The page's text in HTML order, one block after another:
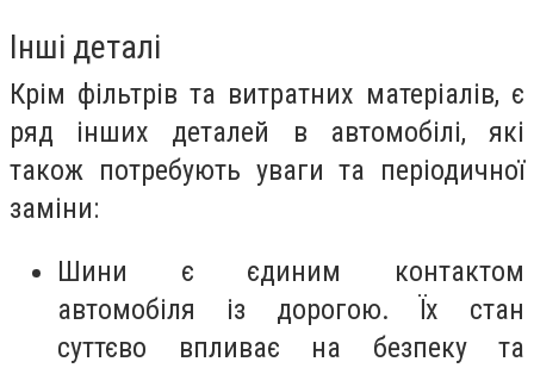
Інші деталі
Крім фільтрів та витратних матеріалів, є
ряд інших деталей в автомобілі, які
також потребують уваги та періодичної
заміни:
Шини є єдиним контактом
автомобіля із дорогою. Їх стан
суттєво впливає на безпеку та